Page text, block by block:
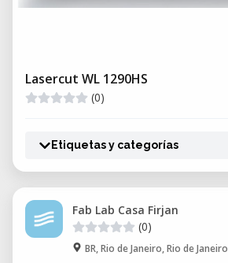
Lasercut WL 1290HS
(0)
Etiquetas y categorías
Fab Lab Casa Firjan
(0)
BR, Rio de Janeiro, Rio de Janeiro